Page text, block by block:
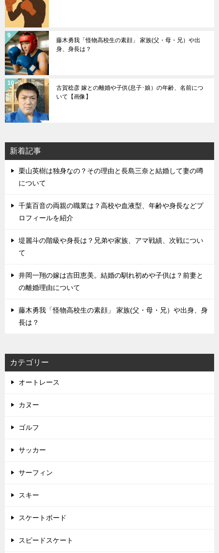
藤木勇我「怪物高校生の素顔」 家族(父・母・兄）や出
身、身長は？
古賀稔彦 嫁との離婚や子供(息子･娘）の年齢、名前につ
いて【画像】
新着記事
栗山英樹は独身なの？その理由と長島三奈と結婚して妻の噂
について
千葉百音の両親の職業は？高校や血液型、年齢や身長などプ
ロフィールを紹介
堤麗斗の階級や身長は？兄弟や家族、アマ戦績、次戦につい
て
井岡一翔の嫁は吉田恵美。結婚の馴れ初めや子供は？前妻と
の離婚理由について
藤木勇我「怪物高校生の素顔」 家族(父・母・兄）や出身、身
長は？
カテゴリー
オートレース
カヌー
ゴルフ
サッカー
サーフィン
スキー
スケートボード
スピードスケート